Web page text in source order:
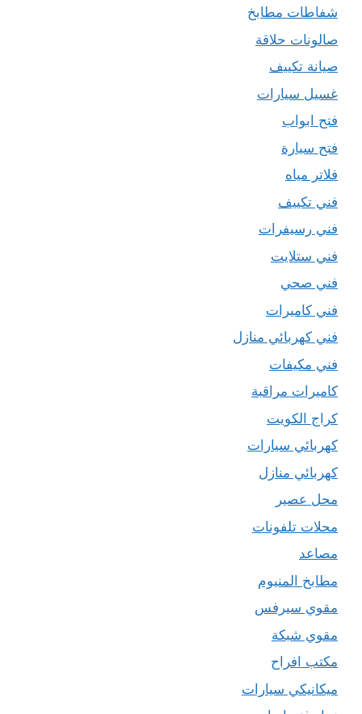
شفاطات مطابخ
صالونات حلاقة
صيانة تكييف
غسيل سيارات
فتح ابواب
فتح سيارة
فلاتر مياه
فني تكييف
فني رسيفرات
فني ستلايت
فني صحي
فني كاميرات
فني كهربائي منازل
فني مكيفات
كاميرات مراقبة
كراج الكويت
كهربائي سيارات
كهربائي منازل
محل عصير
محلات تلفونات
مصاعد
مطابخ المنيوم
مقوي سيرفس
مقوي شبكة
مكتب افراح
ميكانيكي سيارات